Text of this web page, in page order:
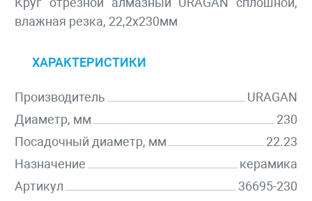
влажная резка, 22,2х230мм
ХАРАКТЕРИСТИКИ
Производитель
URAGAN
Диаметр, мм
230
Посадочный диаметр, мм
22.23
Назначение
керамика
Артикул
36695-230